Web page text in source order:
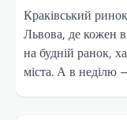
Краківський
Львова, де кожен
на будній ранок,
міста. А в неділю